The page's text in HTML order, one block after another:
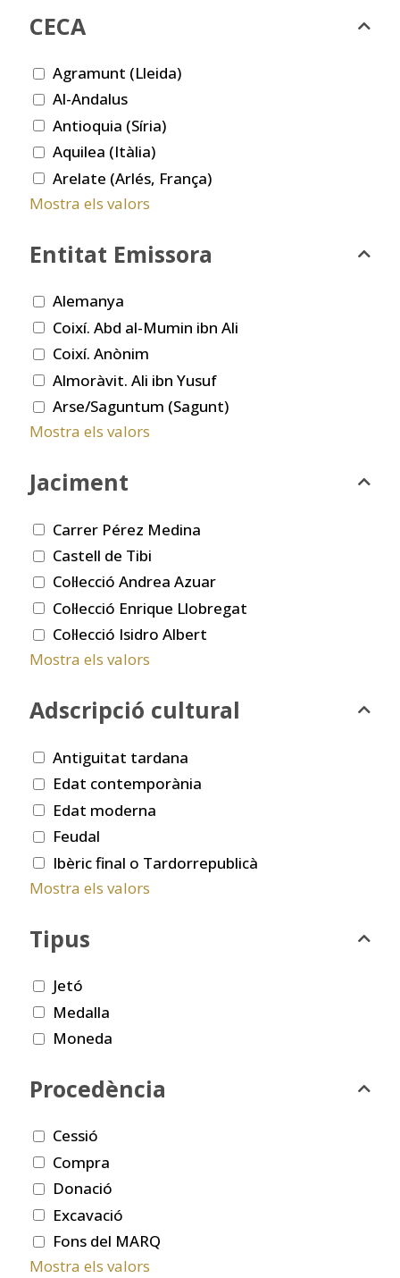
CECA
Agramunt (Lleida)
Al-Andalus
Antioquia (Síria)
Aquilea (Itàlia)
Arelate (Arlés, França)
Mostra els valors
Entitat Emissora
Alemanya
Coixí. Abd al-Mumin ibn Ali
Coixí. Anònim
Almoràvit. Ali ibn Yusuf
Arse/Saguntum (Sagunt)
Mostra els valors
Jaciment
Carrer Pérez Medina
Castell de Tibi
Col·lecció Andrea Azuar
Col·lecció Enrique Llobregat
Col·lecció Isidro Albert
Mostra els valors
Adscripció cultural
Antiguitat tardana
Edat contemporània
Edat moderna
Feudal
Ibèric final o Tardorrepublicà
Mostra els valors
Tipus
Jetó
Medalla
Moneda
Procedència
Cessió
Compra
Donació
Excavació
Fons del MARQ
Mostra els valors